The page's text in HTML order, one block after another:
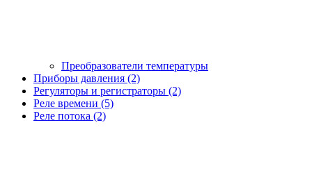
Преобразователи температуры
Приборы давления (2)
Регуляторы и регистраторы (2)
Реле времени (5)
Реле потока (2)